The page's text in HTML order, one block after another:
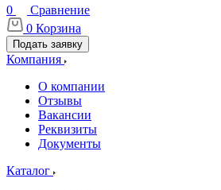
0
Сравнение
0 Корзина
Подать заявку
Компания
О компании
Отзывы
Вакансии
Реквизиты
Документы
Каталог